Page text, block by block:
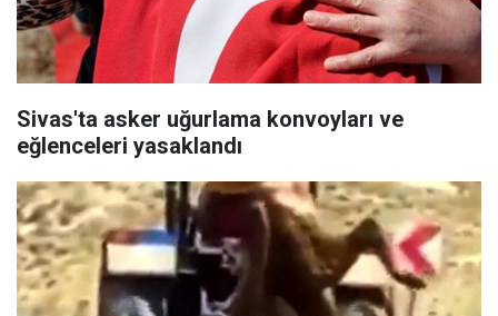
Sivas'ta asker uğurlama konvoyları ve
eğlenceleri yasaklandı